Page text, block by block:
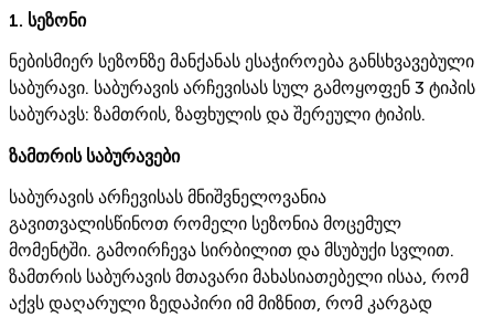
1. სეზონი
ნებისმიერ სეზონზე მანქანას ესაჭიროება განსხვავებული
საბურავი. საბურავის არჩევისას სულ გამოყოფენ 3 ტიპის
საბურავს: ზამთრის, ზაფხულის და შერეული ტიპის.
ზამთრის საბურავები
საბურავის არჩევისას მნიშვნელოვანია
გავითვალისწინოთ რომელი სეზონია მოცემულ
მომენტში. გამოირჩევა სირბილით და მსუბუქი სვლით.
ზამთრის საბურავის მთავარი მახასიათებელი ისაა, რომ
აქვს დაღარული ზედაპირი იმ მიზნით, რომ კარგად